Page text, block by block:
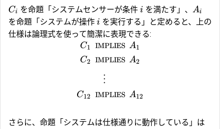
Ci を命題「システムセンサーが条件i を満たす」、 Ai
を命題「システムが操作 i を実行する」と定めると、上の
仕様は論理式を使って簡潔に表現できる:
C1
C2
C12
IMPLIES A1
IMPLIES A2
⋮
IMPLIES A12
さらに、命題「システムは仕様通りに動作している」は